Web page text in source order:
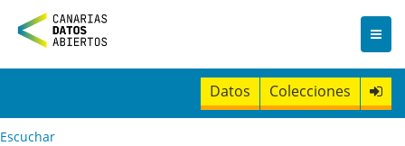
n
t
Datos Colecciones
Escuchar